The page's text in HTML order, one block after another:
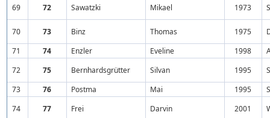
69 72 Sawatzki Mikael 1973
70 73 Binz Thomas 1975
71
74 Enzler Eveline 1998
72
75 Bernhardsgrütter Silvan 1995
73
76 Postma Mai 1995
74
77 Frei Darvin 2001